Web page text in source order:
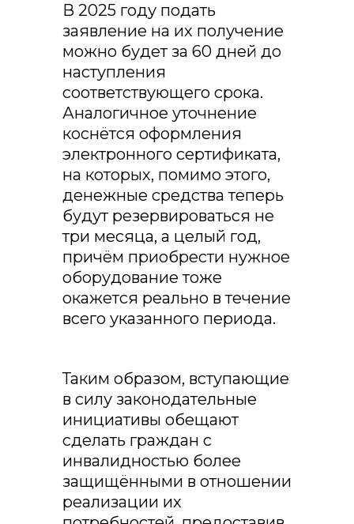
В 2025 году подать
заявление на их получение
можно будет за 60 дней до
наступления
соответствующего срока.
Аналогичное уточнение
коснётся оформления
электронного сертификата,
на которых, помимо этого,
денежные средства теперь
будут резервироваться не
три месяца, а целый год,
причём приобрести нужное
оборудование тоже
окажется реально в течение
всего указанного периода.
Таким образом, вступающие
в силу законодательные
инициативы обещают
сделать граждан с
инвалидностью более
защищёнными в отношении
реализации их